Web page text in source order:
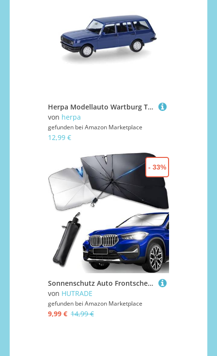
Herpa Modellauto Wartburg Tourist `84, neptunblau, Miniatur im Maßstab 1:87, Sammlerstück, Made in Germany, Modell aus Kunststoff
von herpa
gefunden bei Amazon Marketplace
12,99 €
Sonnenschutz Auto Frontscheibe Innen 135 x 73 cm - UV - Hitzeschutz, Faltbarer 10 Knochen Struktur, Passend für SUV, PKW, LKW - Kompakt und Schnell Verstauen
von HUTRADE
gefunden bei Amazon Marketplace
9,99 € 14,99 €
- 33%